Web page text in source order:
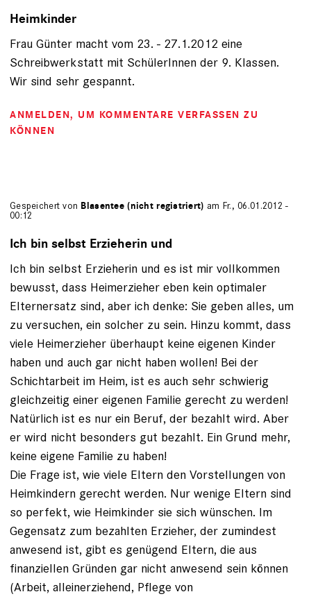
Heimkinder
Frau Günter macht vom 23. - 27.1.2012 eine
Schreibwerkstatt mit SchülerInnen der 9. Klassen.
Wir sind sehr gespannt.
ANMELDEN, UM KOMMENTARE VERFASSEN ZU
KÖNNEN
Gespeichert von Blasentee (nicht registriert) am Fr., 06.01.2012 -
00:12
Ich bin selbst Erzieherin und
Ich bin selbst Erzieherin und es ist mir vollkommen
bewusst, dass Heimerzieher eben kein optimaler
Elternersatz sind, aber ich denke: Sie geben alles, um
zu versuchen, ein solcher zu sein. Hinzu kommt, dass
viele Heimerzieher überhaupt keine eigenen Kinder
haben und auch gar nicht haben wollen! Bei der
Schichtarbeit im Heim, ist es auch sehr schwierig
gleichzeitig einer eigenen Familie gerecht zu werden!
Natürlich ist es nur ein Beruf, der bezahlt wird. Aber
er wird nicht besonders gut bezahlt. Ein Grund mehr,
keine eigene Familie zu haben!
Die Frage ist, wie viele Eltern den Vorstellungen von
Heimkindern gerecht werden. Nur wenige Eltern sind
so perfekt, wie Heimkinder sie sich wünschen. Im
Gegensatz zum bezahlten Erzieher, der zumindest
anwesend ist, gibt es genügend Eltern, die aus
finanziellen Gründen gar nicht anwesend sein können
(Arbeit, alleinerziehend, Pflege von